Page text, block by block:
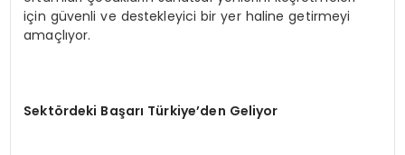
için güvenli ve destekleyici bir yer haline getirmeyi
amaçlıyor.
Sektördeki Başarı Türkiye’den Geliyor